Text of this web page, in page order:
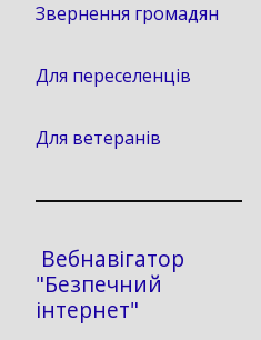
Звернення громадян
Для переселенців
Для ветеранів
Вебнавігатор
"Безпечний
інтернет"